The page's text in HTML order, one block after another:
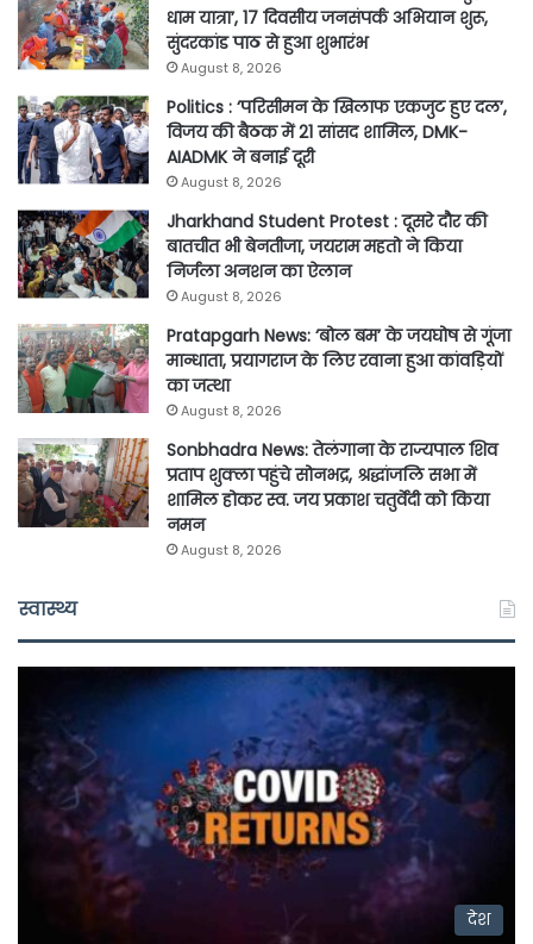
धाम यात्रा’, 17 दिवसीय जनसंपर्क अभियान शुरू,
सुंदरकांड पाठ से हुआ शुभारंभ
August 8, 2026
Politics : ‘परिसीमन के खिलाफ एकजुट हुए दल’,
विजय की बैठक में 21 सांसद शामिल, DMK-
AIADMK ने बनाई दूरी
August 8, 2026
Jharkhand Student Protest : दूसरे दौर की
बातचीत भी बेनतीजा, जयराम महतो ने किया
निर्जला अनशन का ऐलान
August 8, 2026
Pratapgarh News: ‘बोल बम’ के जयघोष से गूंजा
मान्धाता, प्रयागराज के लिए रवाना हुआ कांवड़ियों
का जत्था
August 8, 2026
Sonbhadra News: तेलंगाना के राज्यपाल शिव
प्रताप शुक्ला पहुंचे सोनभद्र, श्रद्धांजलि सभा में
शामिल होकर स्व. जय प्रकाश चतुर्वेदी को किया
नमन
August 8, 2026
स्वास्थ्य
देश